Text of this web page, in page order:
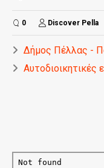
0 Discover Pella
Δήμος Πέλλας -
Αυτοδιοικητικές